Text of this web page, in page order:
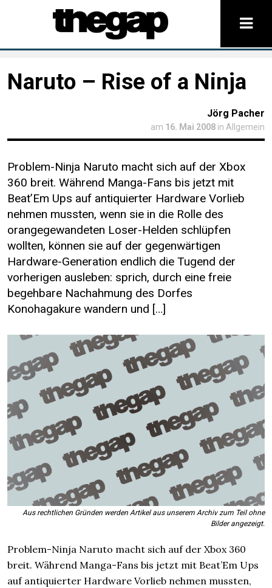
Naruto – Rise of a Ninja
Jörg Pacher
am 16. Mai 2008 in Allgemein
Problem-Ninja Naruto macht sich auf der Xbox
360 breit. Während Manga-Fans bis jetzt mit
Beat’Em Ups auf antiquierter Hardware Vorlieb
nehmen mussten, wenn sie in die Rolle des
orangegewandeten Loser-Helden schlüpfen
wollten, können sie auf der gegenwärtigen
Hardware-Generation endlich die Tugend der
vorherigen ausleben: sprich, durch eine freie
begehbare Nachahmung des Dorfes
Konohagakure wandern und […]
Aus rechtlichen Gründen werden Artikel aus unserem Archiv zum Teil ohne
Bilder angezeigt.
Problem-Ninja Naruto macht sich auf der Xbox 360
breit. Während Manga-Fans bis jetzt mit Beat’Em Ups
auf antiquierter Hardware Vorlieb nehmen mussten,